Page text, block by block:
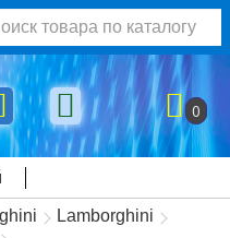
0
Lamborghini